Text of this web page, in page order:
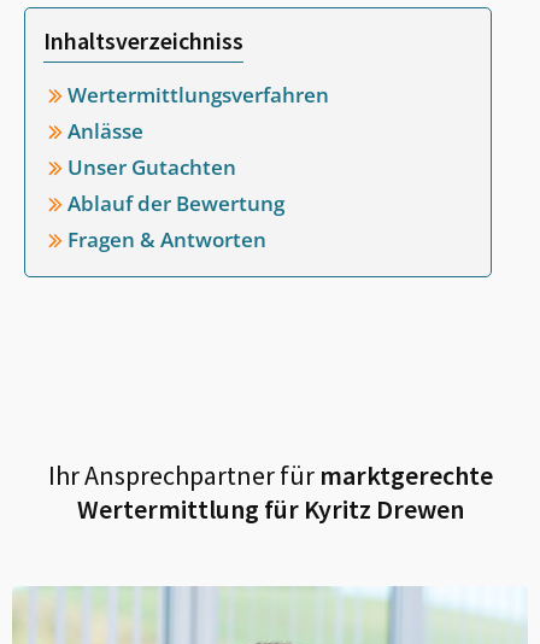
Inhaltsverzeichniss
Wertermittlungsverfahren
Anlässe
Unser Gutachten
Ablauf der Bewertung
Fragen & Antworten
Ihr Ansprechpartner fürmarktgerechte
Wertermittlung für Kyritz Drewen